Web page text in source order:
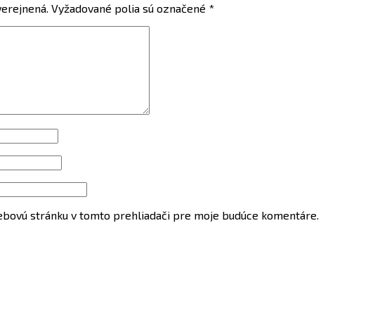
Vyžadované polia sú označené *
stránku v tomto prehliadači pre moje budúce komentáre.